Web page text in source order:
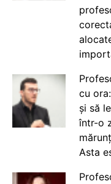
cu
și să
într-o
Asta